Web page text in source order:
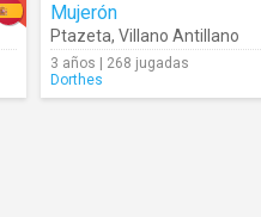
Mujerón
Ptazeta, Villano Antillano
3 años | 268 jugadas
Dorthes